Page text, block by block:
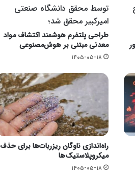
توسط محقق دانشگاه صنعتی
امیرکبیر محقق شد؛
طراحی پلتفرم هوشمند اکتشاف مواد
معدنی مبتنی بر هوش‌مصنوعی
۱۴۰۵-۰۵-۱۸
راه‌اندازی ناوگان ریزربات‌ها برای حذف
میکروپلاستیک‌ها
۱۴۰۵-۰۵-۱۸